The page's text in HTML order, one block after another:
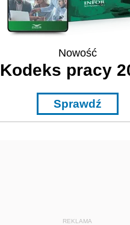
Nowość
Kodeks pracy
Sprawdź
REKLAMA